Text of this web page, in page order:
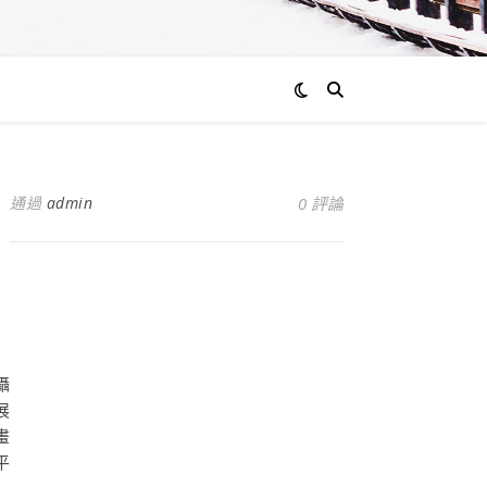
通過 admin 0 評論